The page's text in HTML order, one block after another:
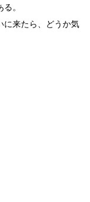
。
に来たら、どうか気